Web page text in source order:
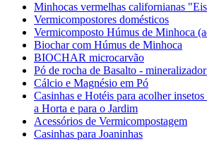
Minhocas vermelhas californianas
Vermicompostores domésticos
Vermicomposto Húmus de Minhoca
Biochar com Húmus de Minhoca
BIOCHAR microcarvão
Pó de rocha de Basalto -
Cálcio e Magnésio em Pó
Casinhas e Hotéis para acolher
a Horta e para o Jardim
Acessórios de Vermicompostagem
Casinhas para Joaninhas